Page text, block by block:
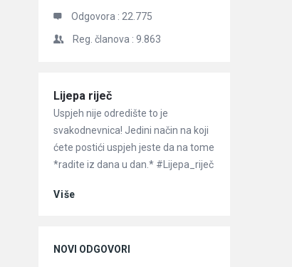
Odgovora : 22.775
Reg. članova : 9.863
Članci
Lijepa riječ
Uspjeh nije odredište to je
svakodnevnica! Jedini način na koji
ćete postići uspjeh jeste da na tome
*radite iz dana u dan.* #Lijepa_riječ
Više
NOVI ODGOVORI